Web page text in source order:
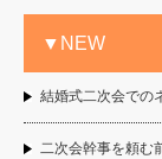
▼NEW
結婚式二次会での
二次会幹事を頼む